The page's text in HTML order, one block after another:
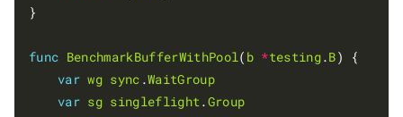
}
func BenchmarkBufferWithPool( b *testing.B) {
var wg sync .WaitGroup
var sg singleflight.Group